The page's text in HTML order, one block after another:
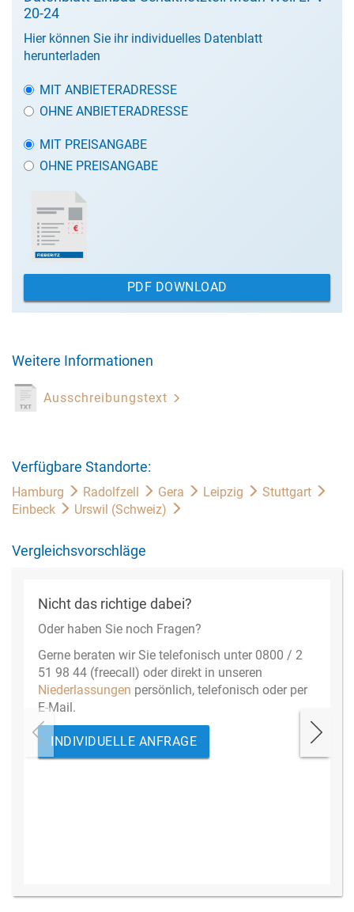
20-24
Hier können Sie ihr individuelles Datenblatt
herunterladen
MIT ANBIETERADRESSE
OHNE ANBIETERADRESSE
MIT PREISANGABE
OHNE PREISANGABE
PDF DOWNLOAD
Weitere Informationen
Ausschreibungstext
Verfügbare Standorte:
Hamburg Radolfzell Gera Leipzig
Stuttgart
Einbeck
Urswil (Schweiz)
Vergleichsvorschläge
Nicht das richtige dabei?
Oder haben Sie noch Fragen?
Gerne beraten wir Sie telefonisch unter 0800 / 2
51 98 44 (freecall) oder direkt in unseren
Niederlassungen persönlich, telefonisch oder per
E-Mail.
INDIVIDUELLE ANFRAGE